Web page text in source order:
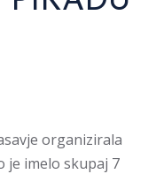
organizirala
je imelo skupaj 7